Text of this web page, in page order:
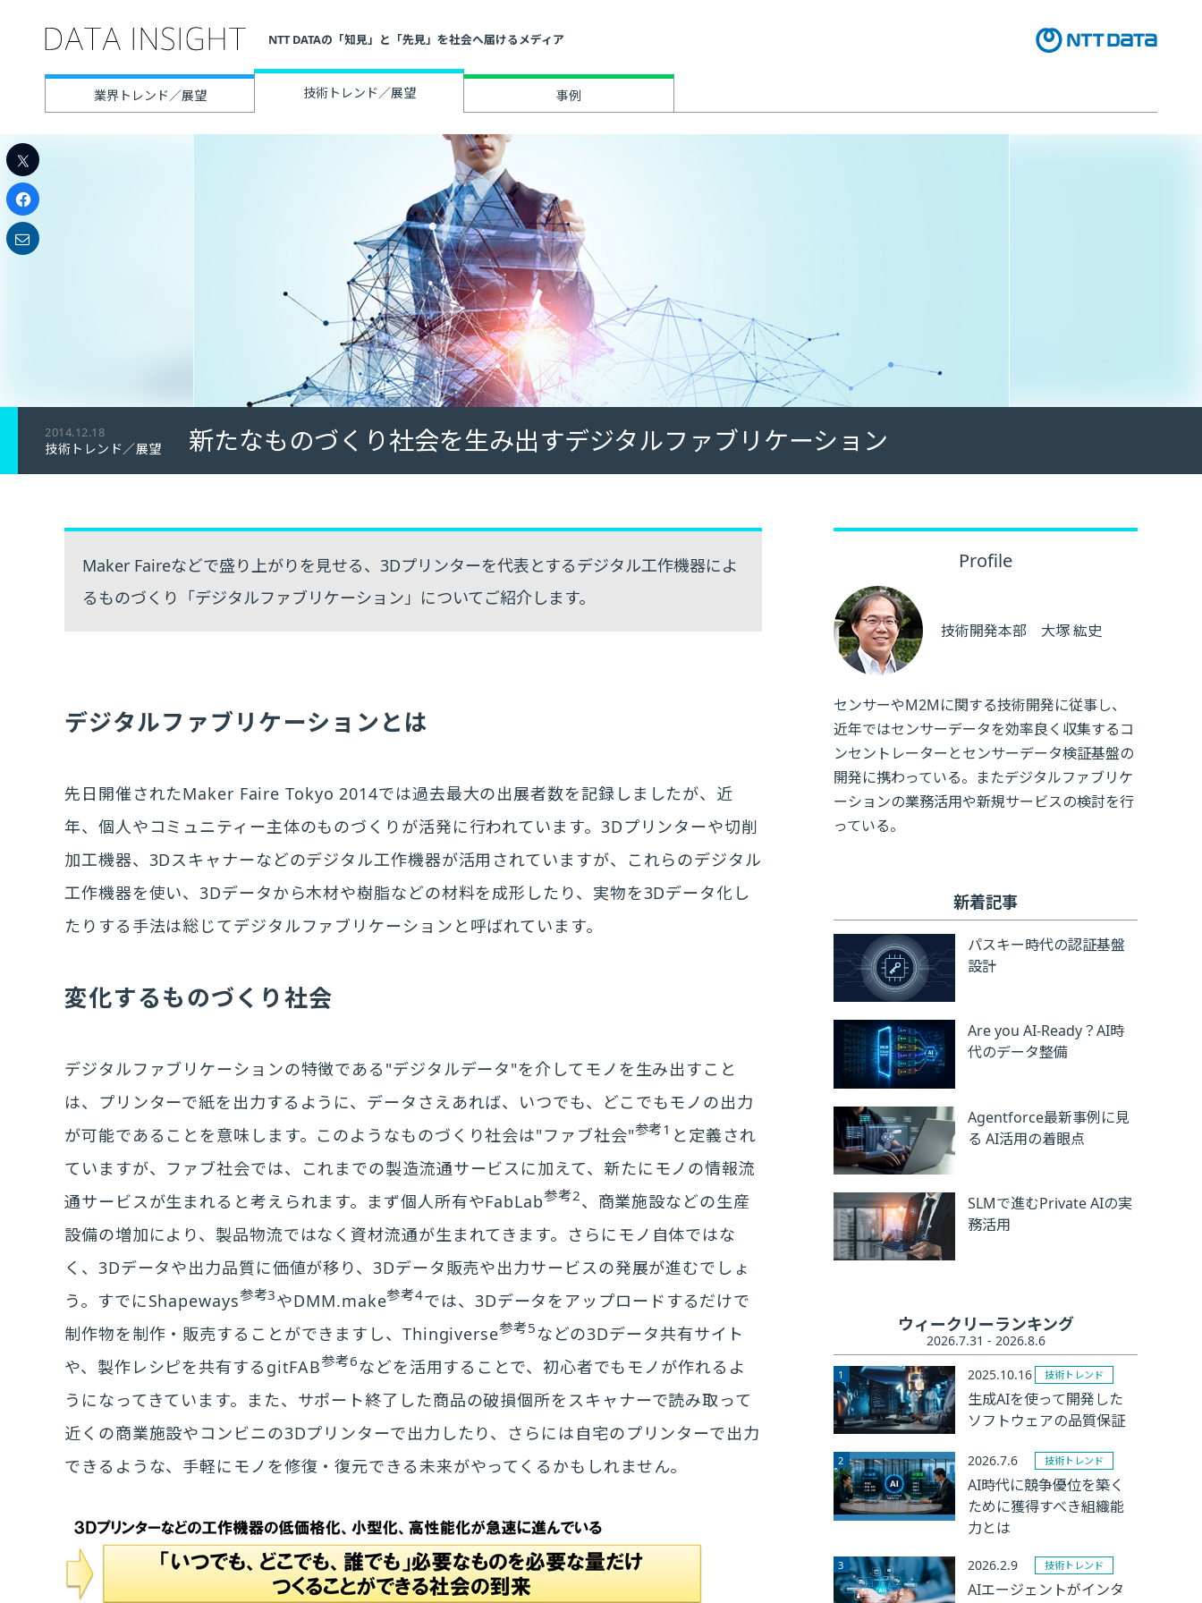
NTT DATAの「知見」と「先見」を社会へ届けるメディア
業界トレンド／展望 技術トレンド／展望 事例
2014.12.18
技術トレンド／展望 新たなものづくり社会を生み出すデジタルファブリケーション
Maker Faireなどで盛り上がりを見せる、3Dプリンターを代表とするデジタル工作機器によ
るものづくり「デジタルファブリケーション」についてご紹介します。
デジタルファブリケーションとは
先日開催されたMaker Faire Tokyo 2014では過去最大の出展者数を記録しましたが、近
年、個人やコミュニティー主体のものづくりが活発に行われています。3Dプリンターや切削
加工機器、3Dスキャナーなどのデジタル工作機器が活用されていますが、これらのデジタル
工作機器を使い、3Dデータから木材や樹脂などの材料を成形したり、実物を3Dデータ化し
たりする手法は総じてデジタルファブリケーションと呼ばれています。
変化するものづくり社会
デジタルファブリケーションの特徴である"デジタルデータ"を介してモノを生み出すこと
は、プリンターで紙を出力するように、データさえあれば、いつでも、どこでもモノの出力
が可能であることを意味します。このようなものづくり社会は"ファブ社会"参考1 と定義され
ていますが、ファブ社会では、これまでの製造流通サービスに加えて、新たにモノの情報流
通サービスが生まれると考えられます。まず個人所有やFabLab参考2、商業施設などの生産
設備の増加により、製品物流ではなく資材流通が生まれてきます。さらにモノ自体ではな
く、3Dデータや出力品質に価値が移り、3Dデータ販売や出力サービスの発展が進むでしょ
う。すでにShapeways参考3やDMM.make参考4では、3Dデータをアップロードするだけで
制作物を制作・販売することができますし、Thingiverse参考5などの3Dデータ共有サイト
や、製作レシピを共有するgitFAB参考6などを活用することで、初心者でもモノが作れるよ
うになってきています。また、サポート終了した商品の破損個所をスキャナーで読み取って
近くの商業施設やコンビニの3Dプリンターで出力したり、さらには自宅のプリンターで出力
できるような、手軽にモノを修復・復元できる未来がやってくるかもしれません。
Profile
技術開発本部 大塚 紘史
センサーやM2Mに関する技術開発に従事し、
近年ではセンサーデータを効率良く収集するコ
ンセントレーターとセンサーデータ検証基盤の
開発に携わっている。またデジタルファブリケ
ーションの業務活用や新規サービスの検討を行
っている。
新着記事
パスキー時代の認証基盤
設計
Are you AI-Ready？AI時
代のデータ整備
Agentforce最新事例に見
る AI活用の着眼点
SLMで進むPrivate AIの実
務活用
ウィークリーランキング
2026.7.31 - 2026.8.6
2025.10.16
技術トレンド
生成AIを使って開発した
ソフトウェアの品質保証
2026.7.6 技術トレンド
AI時代に競争優位を築く
ために獲得すべき組織能
力とは
2026.2.9 技術トレンド
AIエージェントがインタ